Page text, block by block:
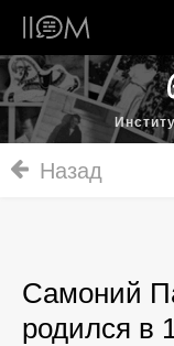
Назад
Самоний
родился в